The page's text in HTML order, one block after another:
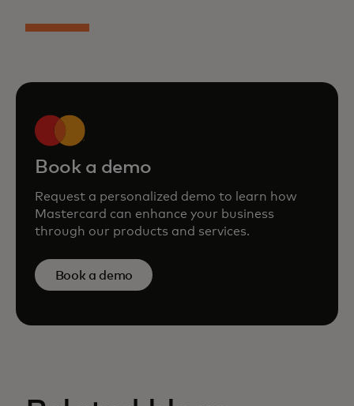
Book a demo
Request a personalized demo to learn how
Mastercard can enhance your business
through our products and services.
Book a demo